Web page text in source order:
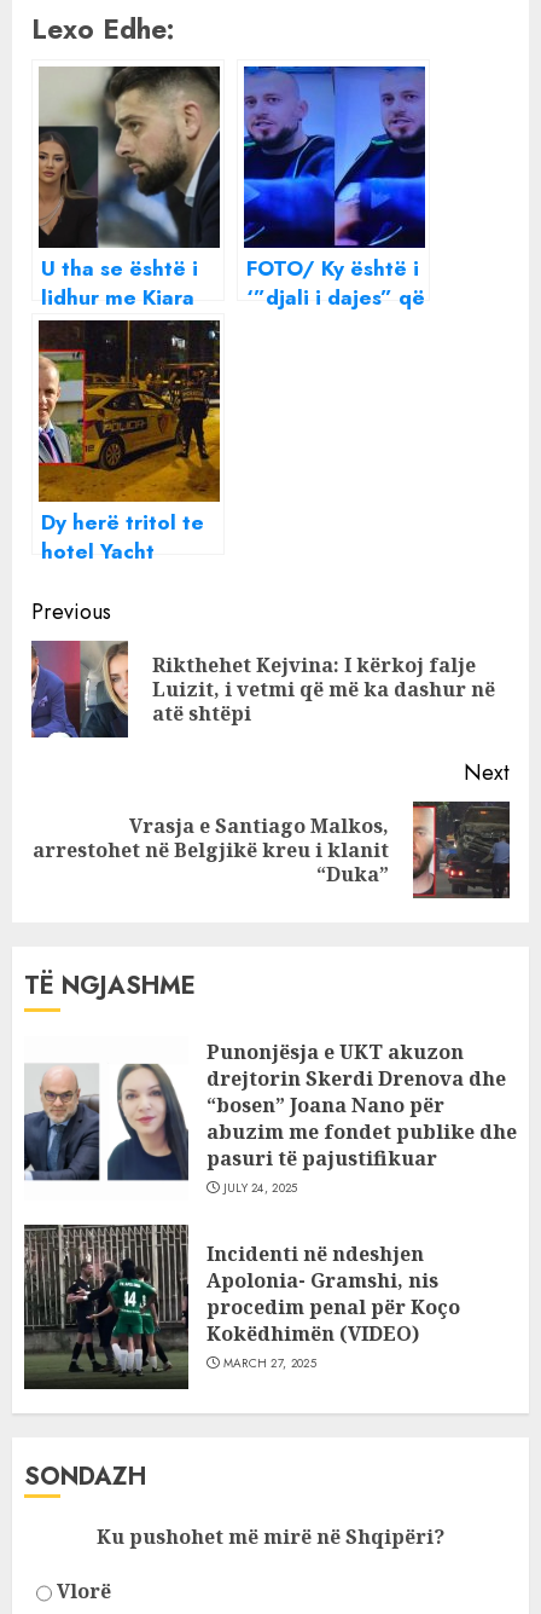
Lexo Edhe:
U tha se është i
lidhur me Kiara
Titon, reagon për
herë të parë djali
i biznesmenit
shqiptar, ja si
është e vërteta
FOTO/ Ky është i
‘”djali i dajes” që
Dy herë tritol te
hotel Yacht
Sarande , e
shkuara e
dyshimtë e
pronarit Mariel
Murati
Continue
Reading
Previous
Rikthehet Kejvina: I kërkoj falje
Luizit, i vetmi që më ka dashur në
atë shtëpi
Next
Next
Vrasja e Santiago Malkos,
arrestohet në Belgjikë kreu i klanit
“Duka”
TË NGJASHME
Punonjësja e UKT akuzon
drejtorin Skerdi Drenova dhe
“bosen” Joana Nano për
abuzim me fondet publike dhe
pasuri të pajustifikuar
JULY 24, 2025
Incidenti në ndeshjen
Apolonia- Gramshi, nis
procedim penal për Koço
Kokëdhimën (VIDEO)
MARCH 27, 2025
SONDAZH
Ku pushohet më mirë në Shqipëri?
Vlorë